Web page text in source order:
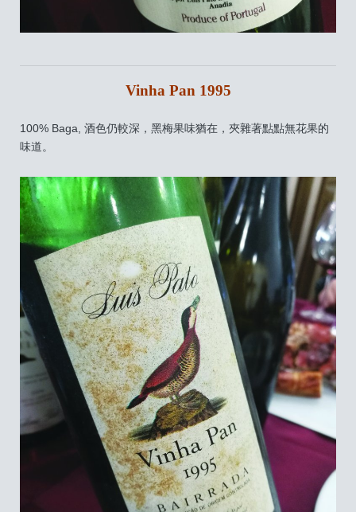
Vinha Pan 1995
100% Baga, 酒色仍較深，黑梅果味猶在，夾雜著點點無花果的
味道。